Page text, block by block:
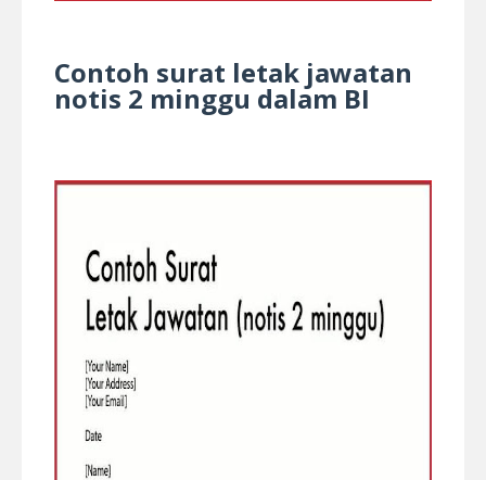
Contoh surat letak jawatan
notis 2 minggu dalam BI